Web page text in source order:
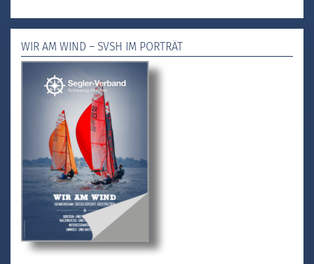
WIR AM WIND – SVSH IM PORTRÄT